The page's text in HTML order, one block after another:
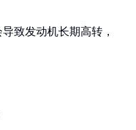
致发动机长期高转，